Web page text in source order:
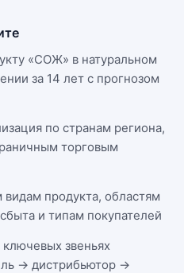
«СОЖ» в натуральном
за 14 лет с прогнозом
по странам региона,
торговым
продукта, областям
и типам покупателей
звеньях
→ дистрибьютор →